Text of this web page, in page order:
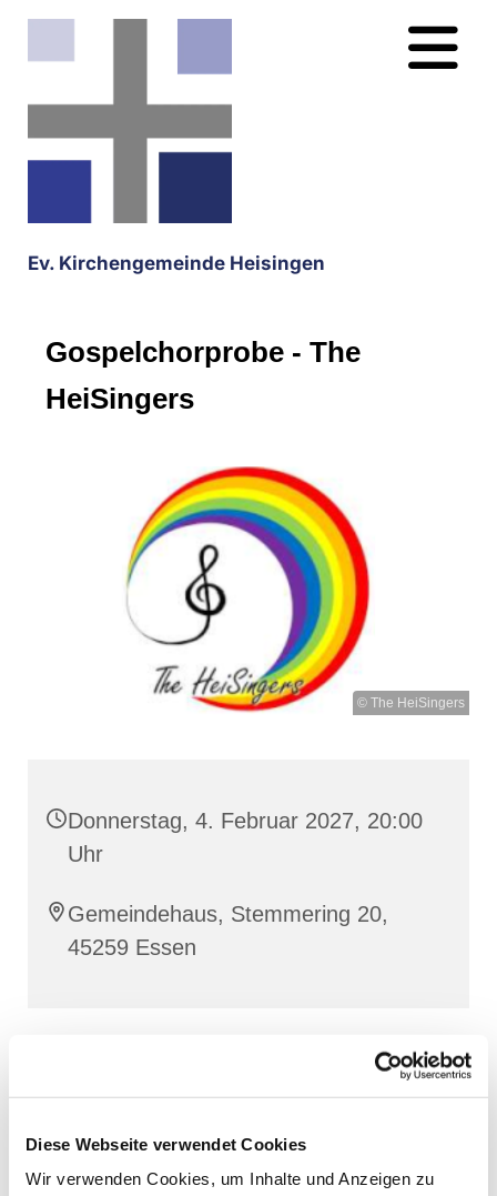
Diese Webseite verwendet Cookies
Wir verwenden Cookies, um Inhalte und Anzeigen zu
Ev. Kirchengemeinde Heisingen
Gospelchorprobe - The
HeiSingers
© The HeiSingers
Donnerstag, 4. Februar 2027, 20:00
Uhr
Gemeindehaus, Stemmering 20,
45259 Essen